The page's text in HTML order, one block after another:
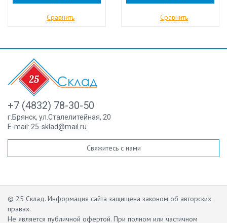
Сравнить Сравнить
+7 (4832) 78-30-50
г.Брянск, ул.Сталелитейная, 20
E-mail: 25-sklad@mail.ru
Свяжитесь с нами
© 25 Склад. Информация сайта защищена законом об авторских
правах.
Не является публичной офертой. При полном или частичном